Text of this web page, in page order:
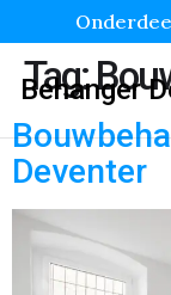
Behanger
Tag:
Deventer